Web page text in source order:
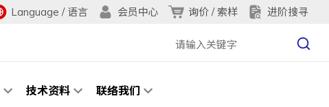
Language / 语言 会员中心 询价 / 索样 进阶搜寻
技术资料 联络我们